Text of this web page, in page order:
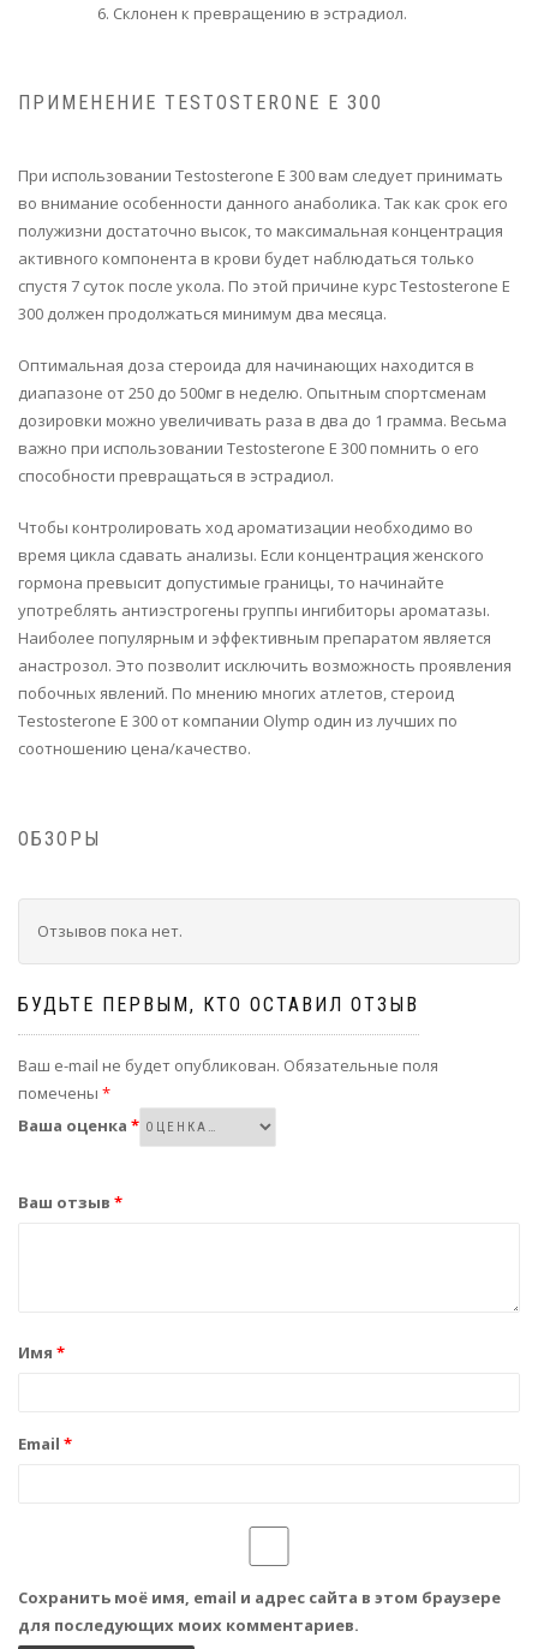
Склонен к превращению в эстрадиол.
ПРИМЕНЕНИЕ TESTOSTERONE E 300
При использовании Testosterone E 300 вам следует принимать
во внимание особенности данного анаболика. Так как срок его
полужизни достаточно высок, то максимальная концентрация
активного компонента в крови будет наблюдаться только
спустя 7 суток после укола. По этой причине курс Testosterone E
300 должен продолжаться минимум два месяца.
Оптимальная доза стероида для начинающих находится в
диапазоне от 250 до 500мг в неделю. Опытным спортсменам
дозировки можно увеличивать раза в два до 1 грамма. Весьма
важно при использовании Testosterone E 300 помнить о его
способности превращаться в эстрадиол.
Чтобы контролировать ход ароматизации необходимо во
время цикла сдавать анализы. Если концентрация женского
гормона превысит допустимые границы, то начинайте
употреблять антиэстрогены группы ингибиторы ароматазы.
Наиболее популярным и эффективным препаратом является
анастрозол. Это позволит исключить возможность проявления
побочных явлений. По мнению многих атлетов, стероид
Testosterone E 300 от компании Olymp один из лучших по
соотношению цена/качество.
ОБЗОРЫ
Отзывов пока нет.
БУДЬТЕ ПЕРВЫМ, КТО ОСТАВИЛ ОТЗЫВ
Ваш e-mail не будет опубликован. Обязательные поля
помечены *
Ваша оценка *
Ваш отзыв *
Имя *
Email *
Сохранить моё имя, email и адрес сайта в этом браузере
для последующих моих комментариев.